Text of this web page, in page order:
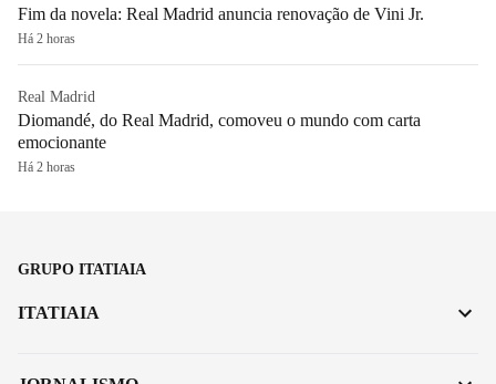
Fim da novela: Real Madrid anuncia renovação de Vini Jr.
Há 2 horas
Real Madrid
Diomandé, do Real Madrid, comoveu o mundo com carta
emocionante
Há 2 horas
GRUPO ITATIAIA
ITATIAIA